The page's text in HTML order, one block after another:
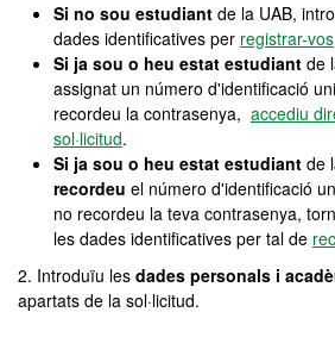
Si no sou estudiant de la UAB,
dades identificatives per registrar-vos
Si ja sou o heu estat estudiant de
assignat un número d'identificació
recordeu la contrasenya, accediu
sol·licitud.
Si ja sou o heu estat estudiant de
recordeu el número d'identificació
no recordeu la teva contrasenya,
les dades identificatives per tal de
2. Introduïu les dades personals i
apartats de la sol·licitud.